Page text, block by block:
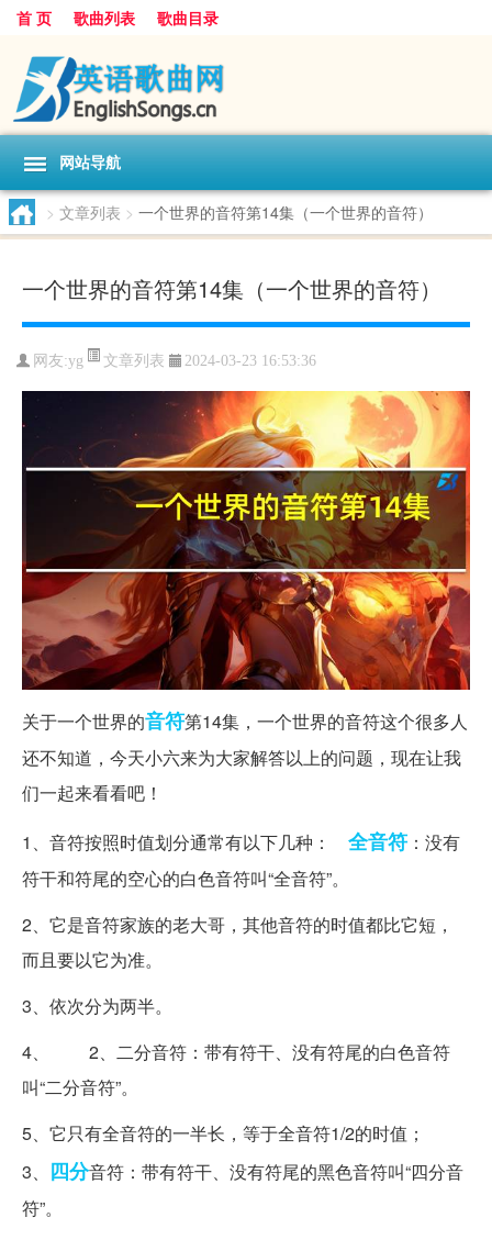
首 页 歌曲列表 歌曲目录
网站导航
> 文章列表 > 一个世界的音符第14集（一个世界的音符）
一个世界的音符第14集（一个世界的音符）
网友:yg 文章列表 2024-03-23 16:53:36
关于一个世界的音符第14集，一个世界的音符这个很多人
还不知道，今天小六来为大家解答以上的问题，现在让我
们一起来看看吧！
1、音符按照时值划分通常有以下几种： 全音符 ：没有
符干和符尾的空心的白色音符叫“全音符”。
2、它是音符家族的老大哥，其他音符的时值都比它短，
而且要以它为准。
3、依次分为两半。
4、 2、二分音符：带有符干、没有符尾的白色音符
叫“二分音符”。
5、它只有全音符的一半长，等于全音符1/2的时值；
3、 四分音符：带有符干、没有符尾的黑色音符叫“四分音
符”。